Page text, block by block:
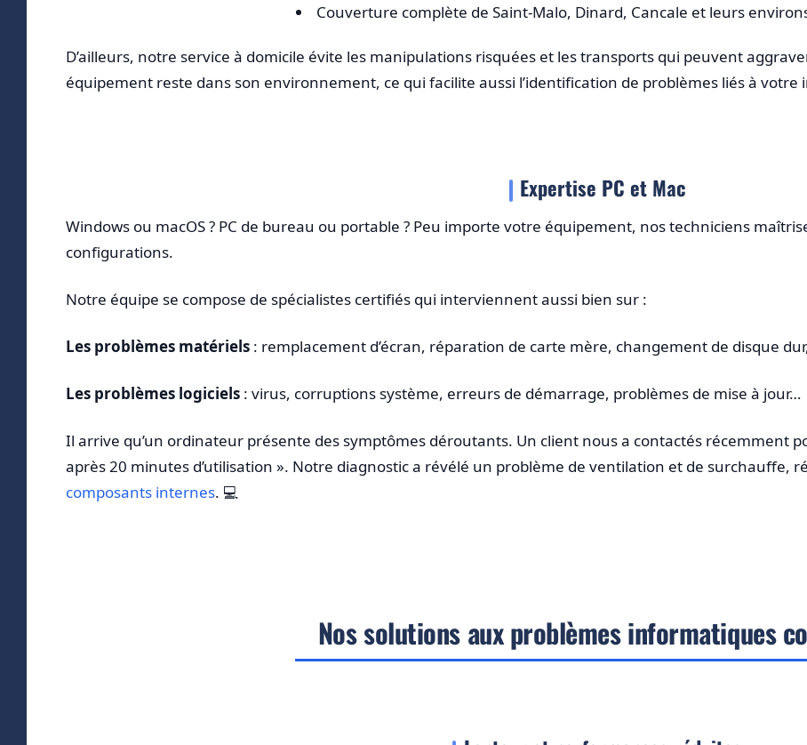
Couverture complète de Saint-Malo, Dinard, Cancale et leurs
D’ailleurs, notre service à domicile évite les manipulations risquées et les transports qui peuvent
équipement reste dans son environnement, ce qui facilite aussi l’identification de problèmes liés à votre
Expertise PC et Mac
Windows ou macOS ? PC de bureau ou portable ? Peu importe votre équipement, nos techniciens
configurations.
Notre équipe se compose de spécialistes certifiés qui interviennent aussi bien sur :
Les problèmes matériels : remplacement d’écran, réparation de carte mère, changement de disque
Les problèmes logiciels : virus, corruptions système, erreurs de démarrage, problèmes de mise à jour…
Il arrive qu’un ordinateur présente des symptômes déroutants. Un client nous a contactés récemment
après 20 minutes d’utilisation ». Notre diagnostic a révélé un problème de ventilation et de surchauffe,
composants internes. 💻
Nos solutions aux problèmes informatiques